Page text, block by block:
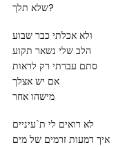
שלא תלך?
ולא אכלתי כבר שבוע
הלב שלי נשאר תקוע
סתם עברתי רק לראות
אם יש אצלך
מישהו אחר
לא רואים לי ת`עיניים
איך דמעות זרמים של מים